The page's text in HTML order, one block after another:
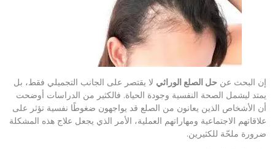
إن البحث عن حل الصلع الوراثي لا يقتصر على الجانب التجميلي فقط، بل
يمتد ليشمل الصحة النفسية وجودة الحياة. فالكثير من الدراسات أوضحت
أن الأشخاص الذين يعانون من الصلع قد يواجهون ضغوطًا نفسية تؤثر على
علاقاتهم الاجتماعية ومهاراتهم العملية، الأمر الذي يجعل علاج هذه المشكلة
ضرورة ملحّة للكثيرين.